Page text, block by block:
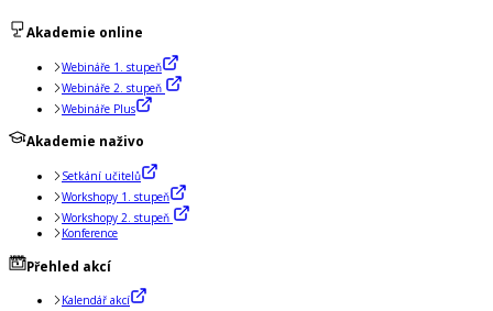
Akademie online
Webináře 1. stupeň
Webináře 2. stupeň
Webináře Plus
Akademie naživo
Setkání učitelů
Workshopy 1. stupeň
Workshopy 2. stupeň
Konference
Přehled akcí
Kalendář akcí